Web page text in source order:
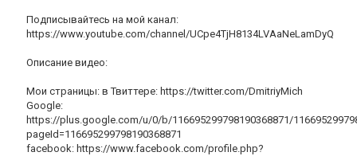
Подписывайтесь на мой канал:
https://www.youtube.com/channel/UCpe4TjH8134LVAaNeLamDyQ
Описание видео:
Мои страницы: в Твиттере: https://twitter.com/DmitriyMich
Google:
https://plus.google.com/u/0/b/116695299798190368871/
pageId=116695299798190368871
facebook: https://www.facebook.com/profile.php?